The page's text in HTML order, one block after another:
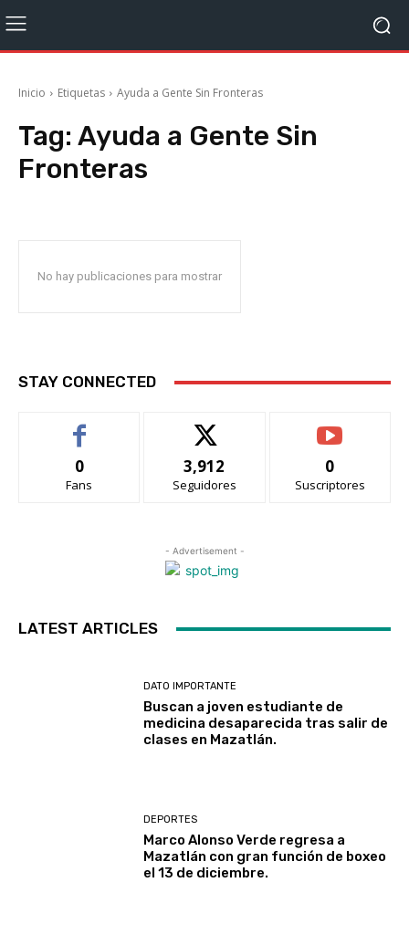
Inicio Etiquetas Ayuda a Gente Sin Fronteras
Tag: Ayuda a Gente Sin
Fronteras
No hay publicaciones para mostrar
STAY CONNECTED
0
Fans
3,912
Seguidores
0
Suscriptores
- Advertisement -
LATEST ARTICLES
DATO IMPORTANTE
Buscan a joven estudiante de
medicina desaparecida tras salir de
clases en Mazatlán.
DEPORTES
Marco Alonso Verde regresa a
Mazatlán con gran función de boxeo
el 13 de diciembre.